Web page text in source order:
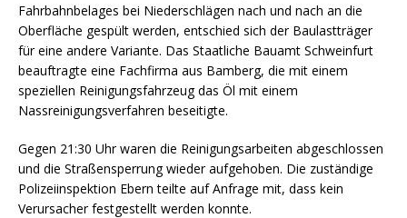
Fahrbahnbelages bei Niederschlägen nach und nach an die
Oberfläche gespült werden, entschied sich der Baulastträger
für eine andere Variante. Das Staatliche Bauamt Schweinfurt
beauftragte eine Fachfirma aus Bamberg, die mit einem
speziellen Reinigungsfahrzeug das Öl mit einem
Nassreinigungsverfahren beseitigte.
Gegen 21:30 Uhr waren die Reinigungsarbeiten abgeschlossen
und die Straßensperrung wieder aufgehoben. Die zuständige
Polizeiinspektion Ebern teilte auf Anfrage mit, dass kein
Verursacher festgestellt werden konnte.